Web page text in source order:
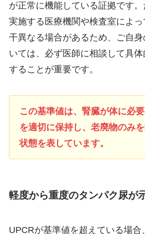
が正常に機能している証拠です
実施する医療機関や検査室によ
干異なる場合があるため、ご自
いては、必ず医師に相談して具
することが重要です。
この基準値は、腎臓が体に必
を適切に保持し、老廃物のみ
状態を表しています。
軽度から重度のタンパク尿が
UPCRが基準値を超えている場合